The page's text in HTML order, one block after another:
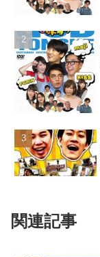
関連記事